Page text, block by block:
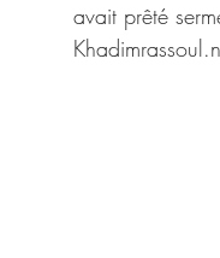
avait prêté